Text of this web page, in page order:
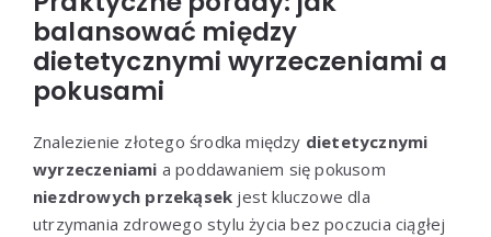
balansować między
dietetycznymi wyrzeczeniami a
pokusami
Znalezienie złotego środka między dietetycznymi
wyrzeczeniami a poddawaniem się pokusom
niezdrowych przekąsek jest kluczowe dla
utrzymania zdrowego stylu życia bez poczucia ciągłej